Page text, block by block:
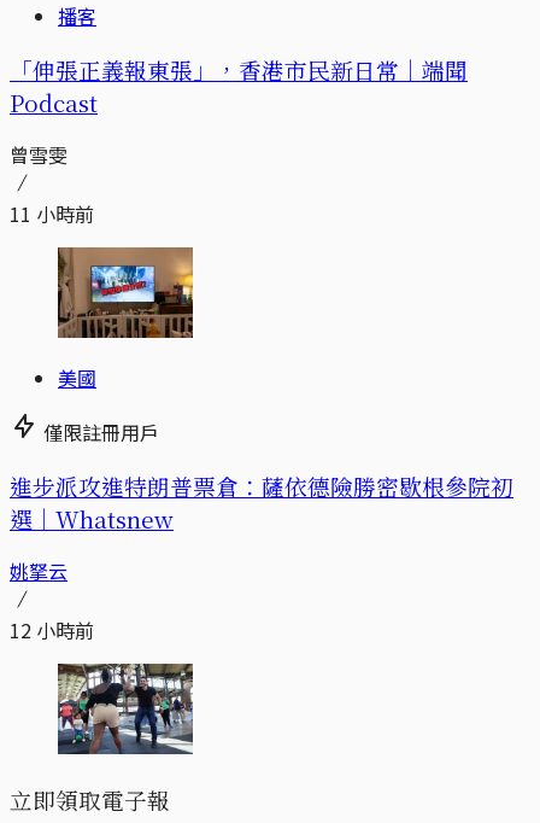
播客
「伸張正義報東張」，香港市民新日常｜端聞
Podcast
曾雪雯
11 小時前
美國
僅限註冊用戶
進步派攻進特朗普票倉：薩依德險勝密歇根參院初
選｜Whatsnew
姚拏云
12 小時前
立即領取電子報